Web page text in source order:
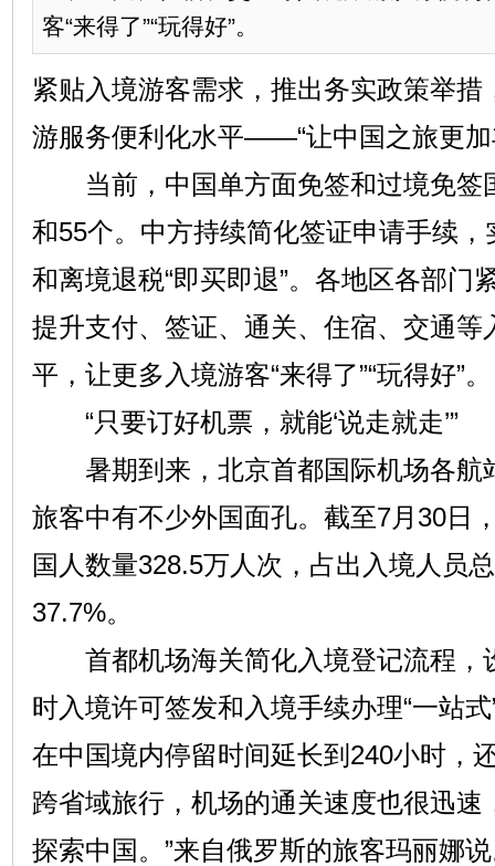
客“来得了”“玩得好”。
紧贴入境游客需求，推出务实政策举措
游服务便利化水平——“让中国之旅更加
当前，中国单方面免签和过境免签
和55个。中方持续简化签证申请手续，
和离境退税“即买即退”。各地区各部门
提升支付、签证、通关、住宿、交通等
平，让更多入境游客“来得了”“玩得好”。
“只要订好机票，就能‘说走就走’”
暑期到来，北京首都国际机场各航
旅客中有不少外国面孔。截至7月30日
国人数量328.5万人次，占出入境人员
37.7%。
首都机场海关简化入境登记流程，
时入境许可签发和入境手续办理“一站
在中国境内停留时间延长到240小时，
跨省域旅行，机场的通关速度也很迅速
探索中国。”来自俄罗斯的旅客玛丽娜